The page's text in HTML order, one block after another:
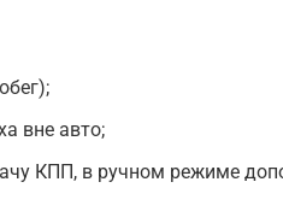
вне авто;
КПП, в ручном режиме